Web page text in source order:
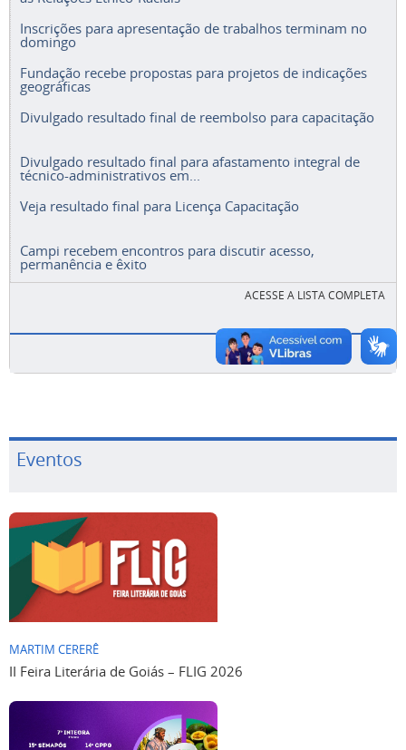
Inscrições para apresentação de trabalhos terminam no
domingo
Fundação recebe propostas para projetos de indicações
geográficas
Divulgado resultado final de reembolso para capacitação
Divulgado resultado final para afastamento integral de
técnico-administrativos em...
Veja resultado final para Licença Capacitação
Campi recebem encontros para discutir acesso,
permanência e êxito
ACESSE A LISTA COMPLETA
Eventos
MARTIM CERERÊ
II Feira Literária de Goiás – FLIG 2026